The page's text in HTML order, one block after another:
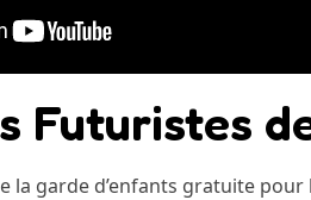
Futuristes
la garde d’enfants gratuite